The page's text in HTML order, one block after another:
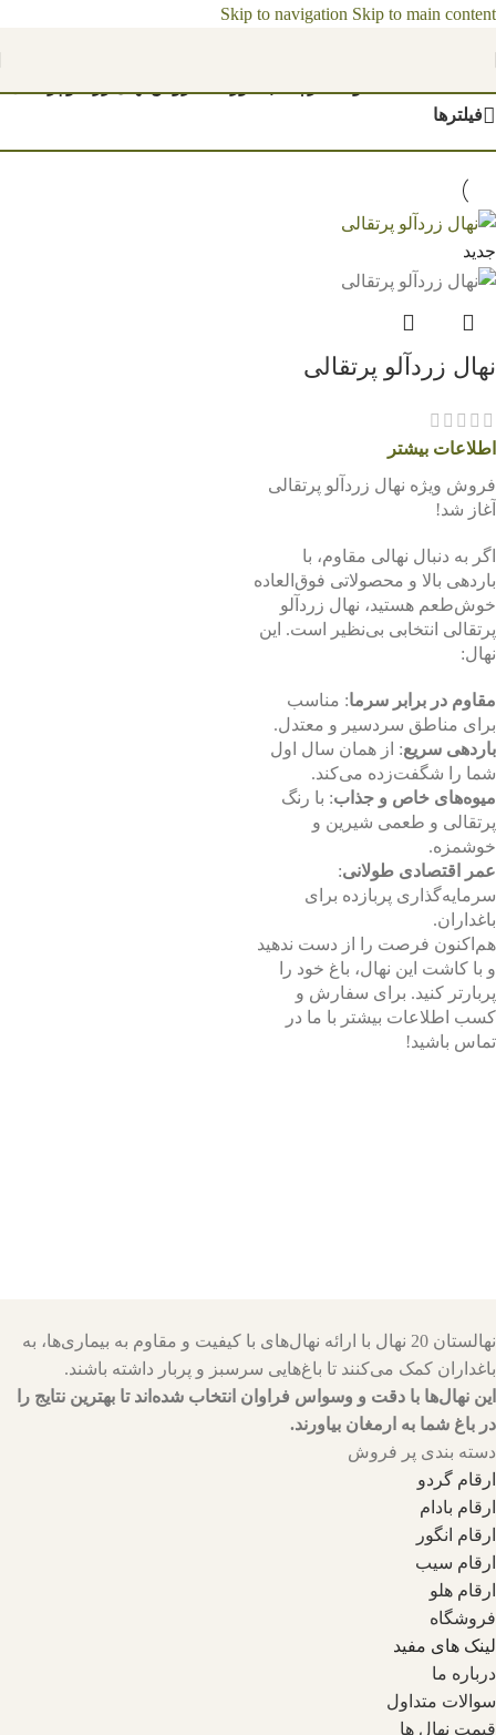
Skip to navigation Skip to main content
فیلترها
جدید
نهال زردآلو پرتقالی
اطلاعات بیشتر
فروش ویژه نهال زردآلو پرتقالی
آغاز شد!
اگر به دنبال نهالی مقاوم، با
باردهی بالا و محصولاتی فوق‌العاده
خوش‌طعم هستید، نهال زردآلو
پرتقالی انتخابی بی‌نظیر است. این
نهال:
مقاوم در برابر سرما: مناسب
برای مناطق سردسیر و معتدل.
باردهی سریع: از همان سال اول
شما را شگفت‌زده می‌کند.
میوه‌های خاص و جذاب: با رنگ
پرتقالی و طعمی شیرین و
خوشمزه.
عمر اقتصادی طولانی:
سرمایه‌گذاری پربازده برای
باغداران.
هم‌اکنون فرصت را از دست ندهید
و با کاشت این نهال، باغ خود را
پربارتر کنید. برای سفارش و
کسب اطلاعات بیشتر با ما در
تماس باشید!
نهالستان 20 نهال با ارائه نهال‌های با کیفیت و مقاوم به بیماری‌ها، به
باغداران کمک می‌کنند تا باغ‌هایی سرسبز و پربار داشته باشند.
این نهال‌ها با دقت و وسواس فراوان انتخاب شده‌اند تا بهترین نتایج را
در باغ شما به ارمغان بیاورند.
دسته بندی پر فروش
ارقام گردو
ارقام بادام
ارقام انگور
ارقام سیب
ارقام هلو
فروشگاه
لینک های مفید
درباره ما
سوالات متداول
قیمت نهال ها